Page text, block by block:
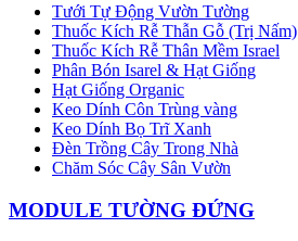
Tưới Tự Động Vườn Tường
Thuốc Kích Rễ Thẫn Gỗ (Trị Nấm)
Thuốc Kích Rễ Thân Mềm Israel
Phân Bón Isarel & Hạt Giống
Hạt Giống Organic
Keo Dính Côn Trùng vàng
Keo Dính Bọ Trĩ Xanh
Đèn Trồng Cây Trong Nhà
Chăm Sóc Cây Sân Vườn
MODULE TƯỜNG ĐỨNG